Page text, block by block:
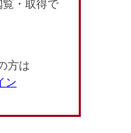
覧・取得で
方は
ン